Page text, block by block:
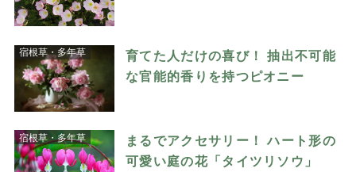
宿根草・多年草
育てた人だけの喜び！ 抽出不可能
な官能的香りを持つピオニー
宿根草・多年草
まるでアクセサリー！ ハート形の
可愛い庭の花「タイツリソウ」